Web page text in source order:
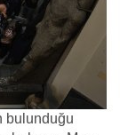
bulunduğu